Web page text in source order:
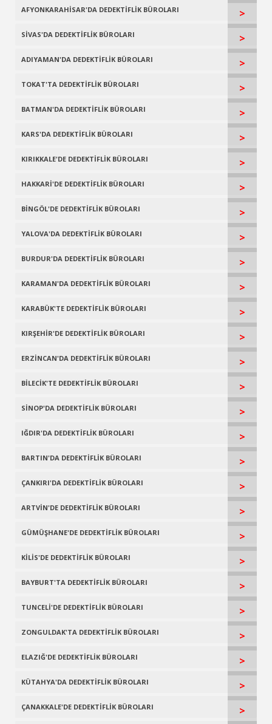
AFYONKARAHİSAR'DA DEDEKTİFLİK BÜROLARI >
SİVAS'DA DEDEKTİFLİK BÜROLARI >
ADIYAMAN'DA DEDEKTİFLİK BÜROLARI >
TOKAT'TA DEDEKTİFLİK BÜROLARI >
BATMAN'DA DEDEKTİFLİK BÜROLARI >
KARS'DA DEDEKTİFLİK BÜROLARI >
KIRIKKALE'DE DEDEKTİFLİK BÜROLARI >
HAKKARİ'DE DEDEKTİFLİK BÜROLARI >
BİNGÖL'DE DEDEKTİFLİK BÜROLARI >
YALOVA'DA DEDEKTİFLİK BÜROLARI >
BURDUR'DA DEDEKTİFLİK BÜROLARI >
KARAMAN'DA DEDEKTİFLİK BÜROLARI >
KARABÜK'TE DEDEKTİFLİK BÜROLARI >
KIRŞEHİR'DE DEDEKTİFLİK BÜROLARI >
ERZİNCAN'DA DEDEKTİFLİK BÜROLARI >
BİLECİK'TE DEDEKTİFLİK BÜROLARI >
SİNOP'DA DEDEKTİFLİK BÜROLARI >
IĞDIR'DA DEDEKTİFLİK BÜROLARI >
BARTIN'DA DEDEKTİFLİK BÜROLARI >
ÇANKIRI'DA DEDEKTİFLİK BÜROLARI >
ARTVİN'DE DEDEKTİFLİK BÜROLARI >
GÜMÜŞHANE'DE DEDEKTİFLİK BÜROLARI >
KİLİS'DE DEDEKTİFLİK BÜROLARI >
BAYBURT'TA DEDEKTİFLİK BÜROLARI >
TUNCELİ'DE DEDEKTİFLİK BÜROLARI >
ZONGULDAK'TA DEDEKTİFLİK BÜROLARI >
ELAZIĞ'DE DEDEKTİFLİK BÜROLARI >
KÜTAHYA'DA DEDEKTİFLİK BÜROLARI >
ÇANAKKALE'DE DEDEKTİFLİK BÜROLARI >